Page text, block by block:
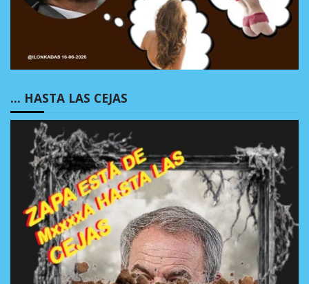
… HASTA LAS CEJAS